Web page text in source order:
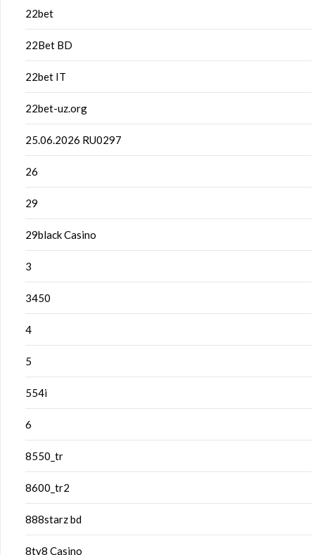
22bet
22Bet BD
22bet IT
22bet-uz.org
25.06.2026 RU0297
26
29
29black Casino
3
3450
4
5
554i
6
8550_tr
8600_tr2
888starz bd
8ty8 Casino